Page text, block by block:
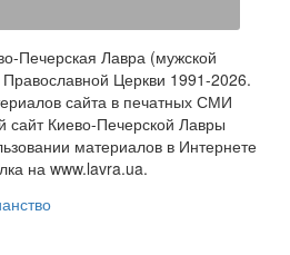
Печерская Лавра (мужской
Церкви 1991-2026.
сайта в печатных СМИ
Киево-Печерской Лавры
материалов в Интернете
на www.lavra.ua.